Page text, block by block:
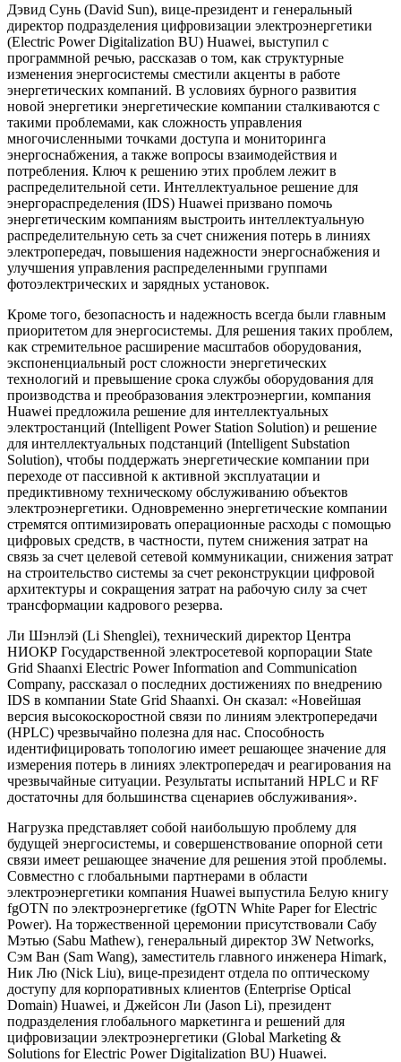
Дэвид Сунь (David Sun), вице-президент и генеральный
директор подразделения цифровизации электроэнергетики
(Electric Power Digitalization BU) Huawei, выступил с
программной речью, рассказав о том, как структурные
изменения энергосистемы сместили акценты в работе
энергетических компаний. В условиях бурного развития
новой энергетики энергетические компании сталкиваются с
такими проблемами, как сложность управления
многочисленными точками доступа и мониторинга
энергоснабжения, а также вопросы взаимодействия и
потребления. Ключ к решению этих проблем лежит в
распределительной сети. Интеллектуальное решение для
энергораспределения (IDS) Huawei призвано помочь
энергетическим компаниям выстроить интеллектуальную
распределительную сеть за счет снижения потерь в линиях
электропередач, повышения надежности энергоснабжения и
улучшения управления распределенными группами
фотоэлектрических и зарядных установок.
Кроме того, безопасность и надежность всегда были главным
приоритетом для энергосистемы. Для решения таких проблем,
как стремительное расширение масштабов оборудования,
экспоненциальный рост сложности энергетических
технологий и превышение срока службы оборудования для
производства и преобразования электроэнергии, компания
Huawei предложила решение для интеллектуальных
электростанций (Intelligent Power Station Solution) и решение
для интеллектуальных подстанций (Intelligent Substation
Solution), чтобы поддержать энергетические компании при
переходе от пассивной к активной эксплуатации и
предиктивному техническому обслуживанию объектов
электроэнергетики. Одновременно энергетические компании
стремятся оптимизировать операционные расходы с помощью
цифровых средств, в частности, путем снижения затрат на
связь за счет целевой сетевой коммуникации, снижения затрат
на строительство системы за счет реконструкции цифровой
архитектуры и сокращения затрат на рабочую силу за счет
трансформации кадрового резерва.
Ли Шэнлэй (Li Shenglei), технический директор Центра
НИОКР Государственной электросетевой корпорации State
Grid Shaanxi Electric Power Information and Communication
Company, рассказал о последних достижениях по внедрению
IDS в компании State Grid Shaanxi. Он сказал: «Новейшая
версия высокоскоростной связи по линиям электропередачи
(HPLC) чрезвычайно полезна для нас. Способность
идентифицировать топологию имеет решающее значение для
измерения потерь в линиях электропередач и реагирования на
чрезвычайные ситуации. Результаты испытаний HPLC и RF
достаточны для большинства сценариев обслуживания».
Нагрузка представляет собой наибольшую проблему для
будущей энергосистемы, и совершенствование опорной сети
связи имеет решающее значение для решения этой проблемы.
Совместно с глобальными партнерами в области
электроэнергетики компания Huawei выпустила Белую книгу
fgOTN по электроэнергетике (fgOTN White Paper for Electric
Power). На торжественной церемонии присутствовали Сабу
Мэтью (Sabu Mathew), генеральный директор 3W Networks,
Сэм Ван (Sam Wang), заместитель главного инженера Himark,
Ник Лю (Nick Liu), вице-президент отдела по оптическому
доступу для корпоративных клиентов (Enterprise Optical
Domain) Huawei, и Джейсон Ли (Jason Li), президент
подразделения глобального маркетинга и решений для
цифровизации электроэнергетики (Global Marketing &
Solutions for Electric Power Digitalization BU) Huawei.